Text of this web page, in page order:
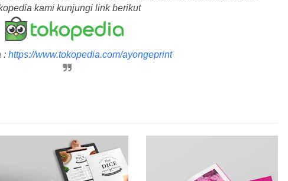
kami kunjungi link berikut
: https://www.tokopedia.com/ayongeprint